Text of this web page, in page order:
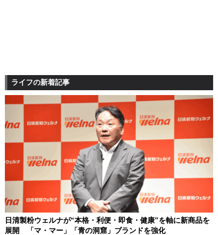
ライフの新着記事
日清製粉ウェルナが“本格・利便・即食・健康”を軸に新商品を
展開 「マ・マー」「青の洞窟」ブランドを強化